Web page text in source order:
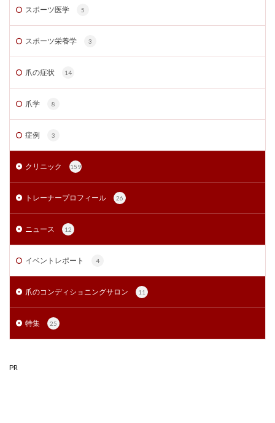
スポーツ医学 5
スポーツ栄養学 3
爪の症状 14
爪学 8
症例 3
クリニック 159
トレーナープロフィール 26
ニュース 12
イベントレポート 4
爪のコンディショニングサロン 11
特集 25
PR